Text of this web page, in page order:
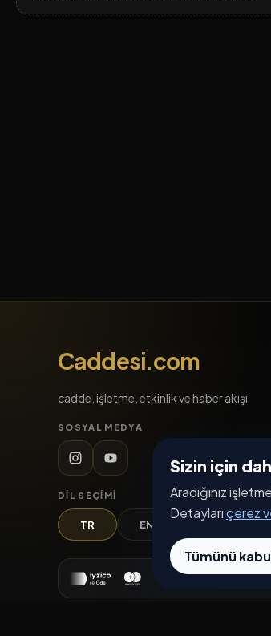
Sizin için
Aradığınız
Detaylarıçerez
Tümünü
Caddesi.com
cadde, işletme, etkinlik ve haber akışı
SOSYAL MEDYA
DIL SEÇIMI
TR EN DE